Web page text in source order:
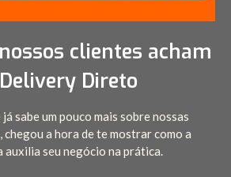
clientes acham
Direto
sabe um pouco mais sobre nossas
a hora de te mostrar como a
auxilia seu negócio na prática.